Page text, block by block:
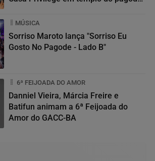
MÚSICA
Sorriso Maroto lança "Sorriso Eu
Gosto No Pagode - Lado B"
6ª FEIJOADA DO AMOR
Danniel Vieira, Márcia Freire e
Batifun animam a 6ª Feijoada do
Amor do GACC-BA